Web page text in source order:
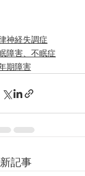
神経失調症
障害、不眠症
期障害
記事